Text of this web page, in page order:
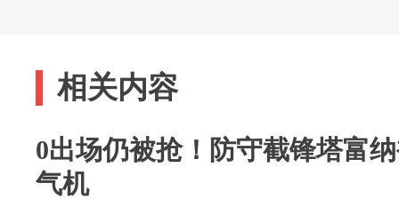
相关内容
0出场仍被抢！防守截锋塔富
气机